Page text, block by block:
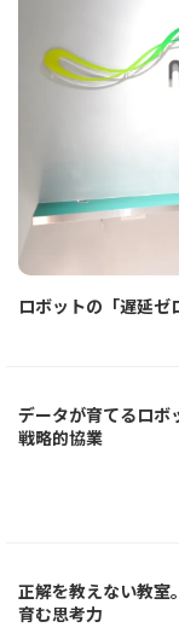
ロボットの「遅延
データが育てるロボ
戦略的協業
正解を教えない教室
育む思考力